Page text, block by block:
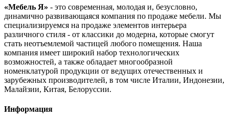
«Мебель Я» - это современная, молодая и, безусловно,
динамично развивающаяся компания по продаже мебели. Мы
специализируемся на продаже элементов интерьера
различного стиля - от классики до модерна, которые смогут
стать неотъемлемой частицей любого помещения. Наша
компания имеет широкий набор технологических
возможностей, а также обладает многообразной
номенклатурой продукции от ведущих отечественных и
зарубежных производителей, в том числе Италии, Индонезии,
Малайзии, Китая, Белоруссии.
Информация